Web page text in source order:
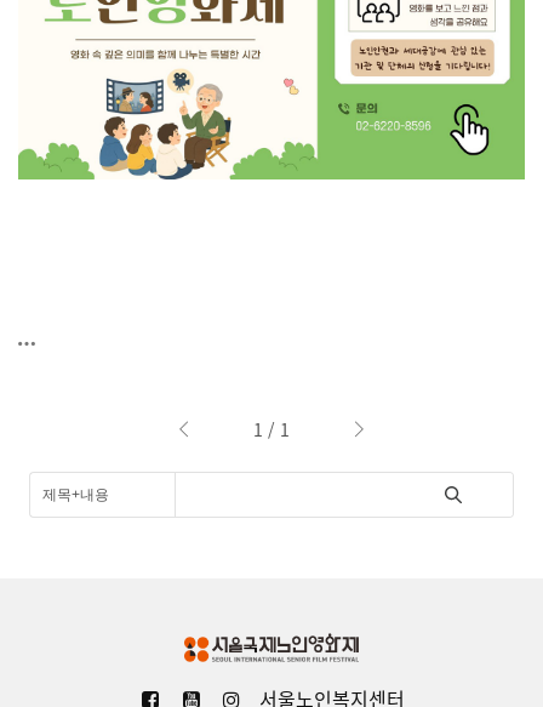
1 / 1
서울노인복지센터